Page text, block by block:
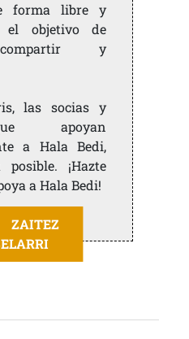
forma libre y
el objetivo de
y
las socias y
apoyan
a Hala Bedi,
¡Hazte
a Hala Bedi!